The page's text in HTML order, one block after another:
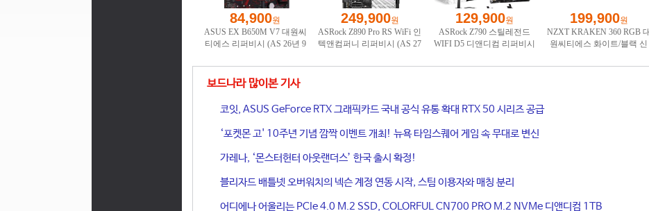
보드나라 많이본 기사
코잇, ASUS GeForce RTX 그래픽카드 국내 공식 유통 확대 RTX 50 시리즈 공급
‘포켓몬 고' 10주년 기념 깜짝 이벤트 개최! 뉴욕 타임스퀘어 게임 속 무대로 변신
가레나, ‘몬스터헌터 아웃랜더스’ 한국 출시 확정!
블리자드 배틀넷 오버워치의 넥슨 계정 연동 시작, 스팀 이용자와 매칭 분리
어디에나 어울리는 PCIe 4.0 M.2 SSD, COLORFUL CN700 PRO M.2 NVMe 디앤디컴 1TB